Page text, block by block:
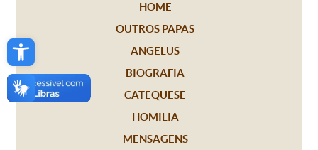
Open toolbar
HOME
OUTROS PAPAS
ANGELUS
BIOGRAFIA
CATEQUESE
HOMILIA
MENSAGENS